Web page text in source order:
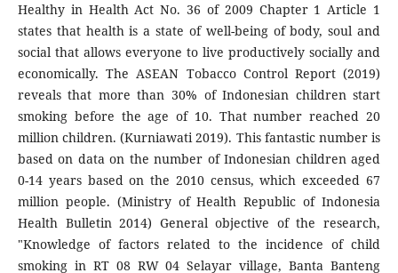
Healthy in Health Act No. 36 of 2009 Chapter 1 Article 1
states that health is a state of well-being of body, soul and
social that allows everyone to live productively socially and
economically. The ASEAN Tobacco Control Report (2019)
reveals that more than 30% of Indonesian children start
smoking before the age of 10. That number reached 20
million children. (Kurniawati 2019). This fantastic number is
based on data on the number of Indonesian children aged
0-14 years based on the 2010 census, which exceeded 67
million people. (Ministry of Health Republic of Indonesia
Health Bulletin 2014) General objective of the research,
"Knowledge of factors related to the incidence of child
smoking in RT 08 RW 04 Selayar village, Banta Banteng